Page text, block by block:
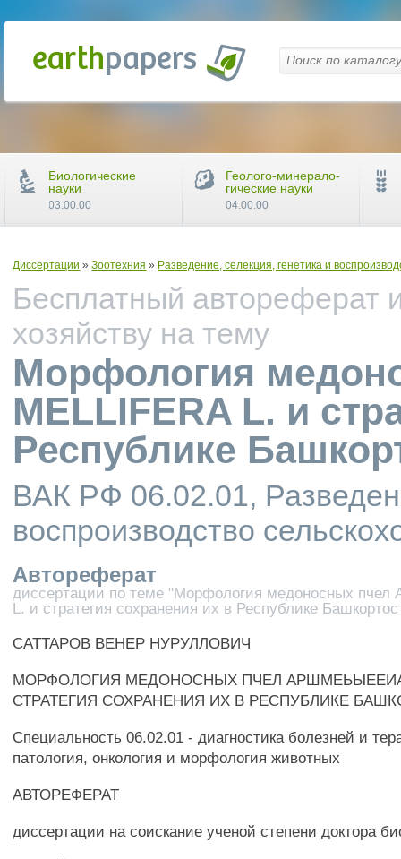
Диссертации »Зоотехния » Разведение, селекция, генетика и
Бесплатный автореферат
хозяйству на тему
Морфология
MELLIFERA L. и
Республике
ВАК РФ 06.02.01,
воспроизводство
Автореферат
диссертации по теме "Морфология медоносных пчел
L. и стратегия сохранения их в Республике
САТТАРОВ ВЕНЕР НУРУЛЛОВИЧ
МОРФОЛОГИЯ МЕДОНОСНЫХ ПЧЕЛ
СТРАТЕГИЯ СОХРАНЕНИЯ ИХ В РЕСПУБЛИКЕ
Специальность 06.02.01 - диагностика болезней и
патология, онкология и морфология животных
АВТОРЕФЕРАТ
диссертации на соискание ученой степени доктора
Биологические
науки
03.00.00
Геолого-минерало-
гические науки
04.00.00